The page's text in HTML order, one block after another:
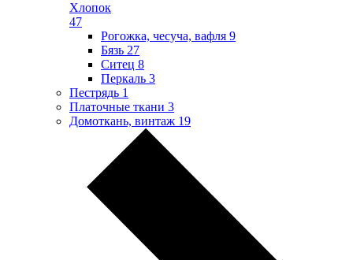
Хлопок
47
Рогожка, чесуча, вафля 9
Бязь 27
Ситец 8
Перкаль 3
Пестрядь 1
Платочные ткани 3
Домоткань, винтаж 19